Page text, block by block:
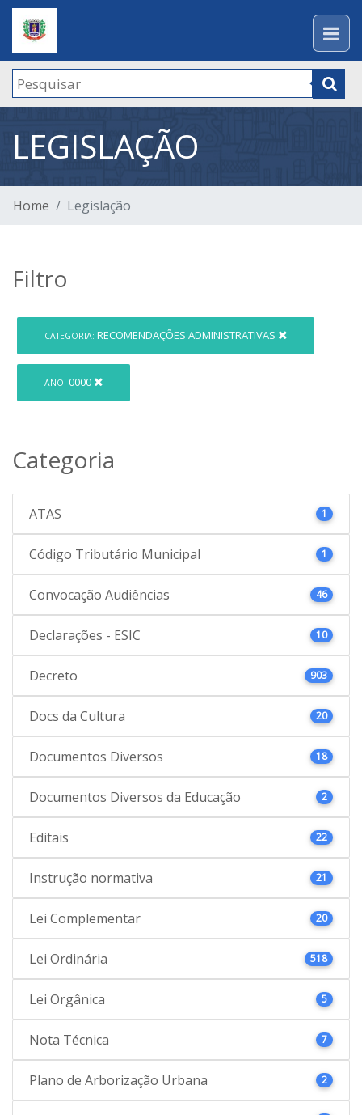
LEGISLAÇÃO
Home Legislação
Filtro
CATEGORIA: RECOMENDAÇÕES ADMINISTRATIVAS
ANO: 0000
Categoria
ATAS 1
Código Tributário Municipal 1
Convocação Audiências 46
Declarações - ESIC 10
Decreto 903
Docs da Cultura 20
Documentos Diversos 18
Documentos Diversos da Educação 2
Editais 22
Instrução normativa 21
Lei Complementar 20
Lei Ordinária 518
Lei Orgânica 5
Nota Técnica 7
Plano de Arborização Urbana 2